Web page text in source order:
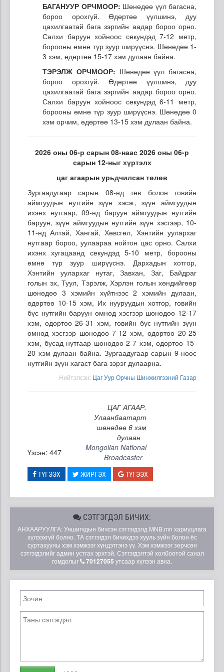
БАГАНУУР ОРЧМООР: Шөнөдөө үүл багасна,
бороо орохгүй. Өдөртөө үүлшинэ, дуу
цахилгаатай бага зэргийн аадар бороо орно.
Салхи баруун хойноос секундэд 7-12 метр,
борооны өмнө түр зуур ширүүснэ. Шөнөдөө 1-
3 хэм, өдөртөө 15-17 хэм дулаан байна.
ТЭРЭЛЖ ОРЧМООР: Шөнөдөө үүл багасна,
бороо орохгүй. Өдөртөө үүлшинэ, дуу
цахилгаатай бага зэргийн аадар бороо орно.
Салхи баруун хойноос секундэд 6-11 метр,
борооны өмнө түр зуур ширүүснэ. Шөнөдөө 0
хэм орчим, өдөртөө 13-15 хэм дулаан байна.
2026 оны 06-р сарын 08-наас 2026 оны 06-р
сарын 12-ныг хүртэлх
цаг агаарын урьдчилсан төлөв
Зургаадугаар сарын 08-нд төв болон говийн
аймгуудын нутгийн зүүн хэсэг, зүүн аймгуудын
ихэнх нутгаар, 09-нд баруун аймгуудын нутгийн
баруун, зүүн аймгуудын нутгийн зүүн хэсгээр, 10-
11-нд Алтай, Хангай, Хөвсгөл, Хэнтийн уулархаг
нутгаар бороо, уулаараа нойтон цас орно. Салхи
ихэнх хугацаанд секундэд 5-10 метр, борооны
өмнө түр зуур ширүүснэ. Дархадын хотгор,
Хэнтийн уулархаг нутаг, Завхан, Заг, Байдраг
голын эх, Туул, Тэрэлж, Хэрлэн голын хөндийгөөр
шөнөдөө 3 хэмийн хүйтнээс 2 хэмийн дулаан,
өдөртөө 10-15 хэм, Их нууруудын хотгор, говийн
бүс нутгийн баруун өмнөд хэсгээр шөнөдөө 12-17
хэм, өдөртөө 26-31 хэм, говийн бүс нутгийн зүүн
өмнөд хэсгээр шөнөдөө 7-12 хэм, өдөртөө 20-25
хэм, бусад нутгаар шөнөдөө 2-7 хэм, өдөртөө 15-
20 хэм дулаан байна. Зургаадугаар сарын 9-нөөс
нутгийн зүүн хагаст бага зэрэг дулаарна.
Нийтэлсэн: Цаг Уур Орчны Шинжилгээний Газар
ЦАГ АГААР.
Улаанбаатарт
шөнөдөө 6 хэм
дулаан
Үзсэн: 447
Mongolian National
Broadcaster
ТҮГЭЭХ ЖИРГЭХ ТҮГЭЭХ
СЭТГЭГДЭЛ БИЧИХ:
АНХААРУУЛГА: Уншигчдын бичсэн сэтгэгдэлд MNB.mn хариуцлага
хүлээхгүй болно. ТА сэтгэгдэл бичихдээ хууль зүйн болон ёс
суртахууны хэм хэмжээг хүндэтгэнэ үү. Хэм хэмжээг зөрчсөн
сэтгэгдэлийг админ устгах эрхтэй. Сэтгэгдэлтэй холбоотой санал
гомдолыг
70127055 утсаар хүлээн авна.